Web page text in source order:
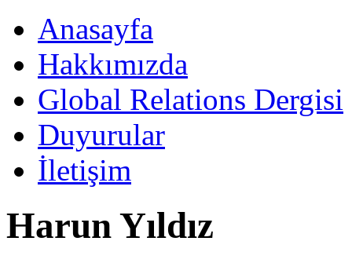
Anasayfa
Hakkımızda
Global Relations Dergisi
Duyurular
İletişim
Harun Yıldız